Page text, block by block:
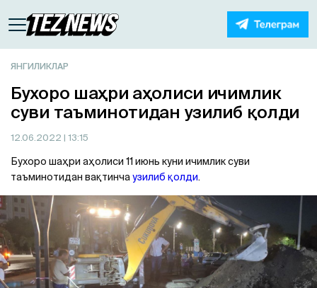
ЯНГИЛИКЛАР
Бухоро шаҳри аҳолиси ичимлик
суви таъминотидан узилиб қолди
12.06.2022 | 13:15
Бухоро шаҳри аҳолиси 11 июнь куни ичимлик суви
таъминотидан вақтинчаузилиб қолди.